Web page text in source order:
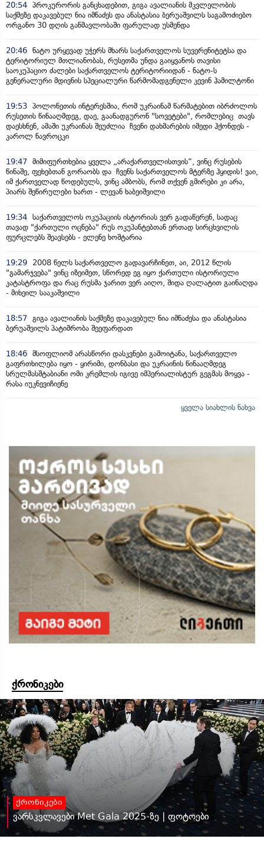
20:54 პროკურორის განცხადებით, გიგა ავალიანის მკვლელობის
საქმეზე დაკავებულ ნია იმნაძეს და ანასტასია ბერუაშვილს საგამოძიებო
ორგანო 30 დღის განმავლობაში ფარულად უსმენდა
20:46 ნატო ურყევად უჭერს მხარს საქართველოს სუვერენიტეტსა და
ტერიტორიულ მთლიანობას, რუსეთმა უნდა გაიყვანოს თავისი
საოკუპაციო ძალები საქართველოს ტერიტორიიდან - ნატო-ს
გენერალური მდივნის სპეციალური წარმომადგენელი კევინ ჰამილტონი
19:53 პოლონეთის ინტერესშია, რომ უკრაინამ წარმატებით იბრძოლოს
რუსეთის წინააღმდეგ, დაე, გაანადგურონ "სოვეტები", რომლებიც თავს
დაესხნენ, ამაში უკრაინას შეუძლია ჩვენი დახმარების იმედი ჰქონდეს -
კაროლ ნავროცკი
19:47 მიმიფურთხებია ყველა „არაქართველისთვის“, ვინც რუსების
წინაშე, ფეხებთან გორაობს და ჩვენს საქართველოს მტერზე ჰყიდის! ვაი,
იმ ქართველად წოდებულს, ვინც ამბობს, რომ თქვენ გმირები კი არა,
პიარს შეწირულები ხართ - ლევან ხაბეიშვილი
19:34 საქართველოს ოკუპაციის ისტორიას ვერ გადაწერენ, სადაც
თავად "ქართული ოცნება" რუს ოკუპანტებთან ერთად სირცხვილის
ფურცლებს შეავსებს - ელენე ხოშტარია
19:29
2008 წელს საქართველო გადავარჩინეთ, აი, 2012 წლის
"გამარჯვება" ვინც იზეიმეთ, სწორედ ეგ იყო ქართული ისტორიული
კატასტროფა და რაც რუსმა ჯარით ვერ აიღო, შიდა ღალატით გაინაღდა
- მიხეილ სააკაშვილი
18:57 გიგა ავალიანის საქმეზე დაკავებულ ნია იმნაძესა და ანასტასია
ბერუაშვილს პატიმრობა შეეფარდათ
18:46 მსოფლიომ არასწორი დასკვნები გამოიტანა, საქართველო
გაფრთხილება იყო - ყირიმი, დონბასი და უკრაინის წინააღმდეგ
სრულმასშტაბიანი ომი კრემლის იგივე იმპერიალისტურ გეგმას მოყვა -
რასა იუკნევიჩიენე
ყველა სიახლის ნახვა
ქრონიკები
ქრონიკები
ვარსკვლავები Met Gala 2025-ზე | ფოტოები